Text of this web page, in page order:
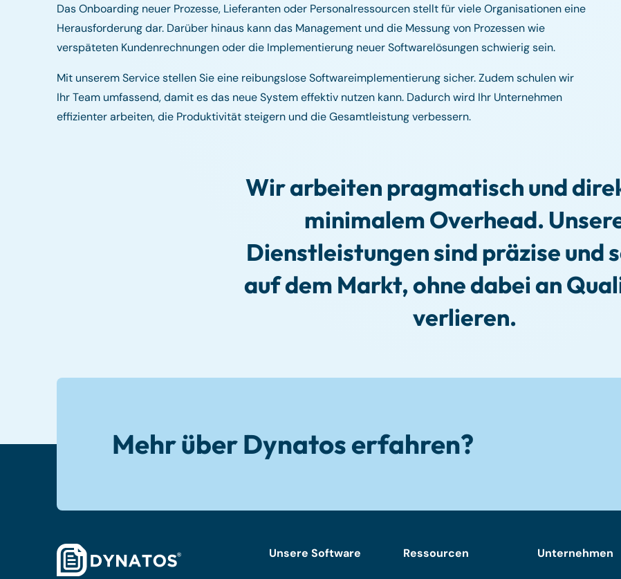
Das Onboarding neuer Prozesse, Lieferanten oder Personalressourcen stellt für viele Organisationen eine
Herausforderung dar. Darüber hinaus kann das Management und die Messung von Prozessen wie
verspäteten Kundenrechnungen oder die Implementierung neuer Softwarelösungen schwierig sein.
Mit unserem Service stellen Sie eine reibungslose Softwareimplementierung sicher. Zudem schulen wir
Ihr Team umfassend, damit es das neue System effektiv nutzen kann. Dadurch wird Ihr Unternehmen
effizienter arbeiten, die Produktivität steigern und die Gesamtleistung verbessern.
Wir arbeiten pragmatisch und
minimalem Overhead.
Dienstleistungen sind präzise und
auf dem Markt, ohne dabei an
verlieren.
Mehr über Dynatos erfahren?
Unsere Software Ressourcen Unternehmen